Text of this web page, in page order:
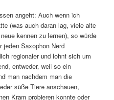
angeht: Auch wenn ich
(was auch daran lag, viele alte
kennen zu lernen), so würde
Saxophon Nerd
regionaler und lohnt sich um
entweder, weil so ein
man nachdem man die
süße Tiere anschauen,
Kram probieren konnte oder